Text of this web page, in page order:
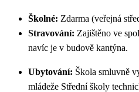
Školné: Zdarma (veřejná
Stravování: Zajištěno ve
navíc je v budově kantýna.
Ubytování: Škola smluvně
mládeže Střední školy